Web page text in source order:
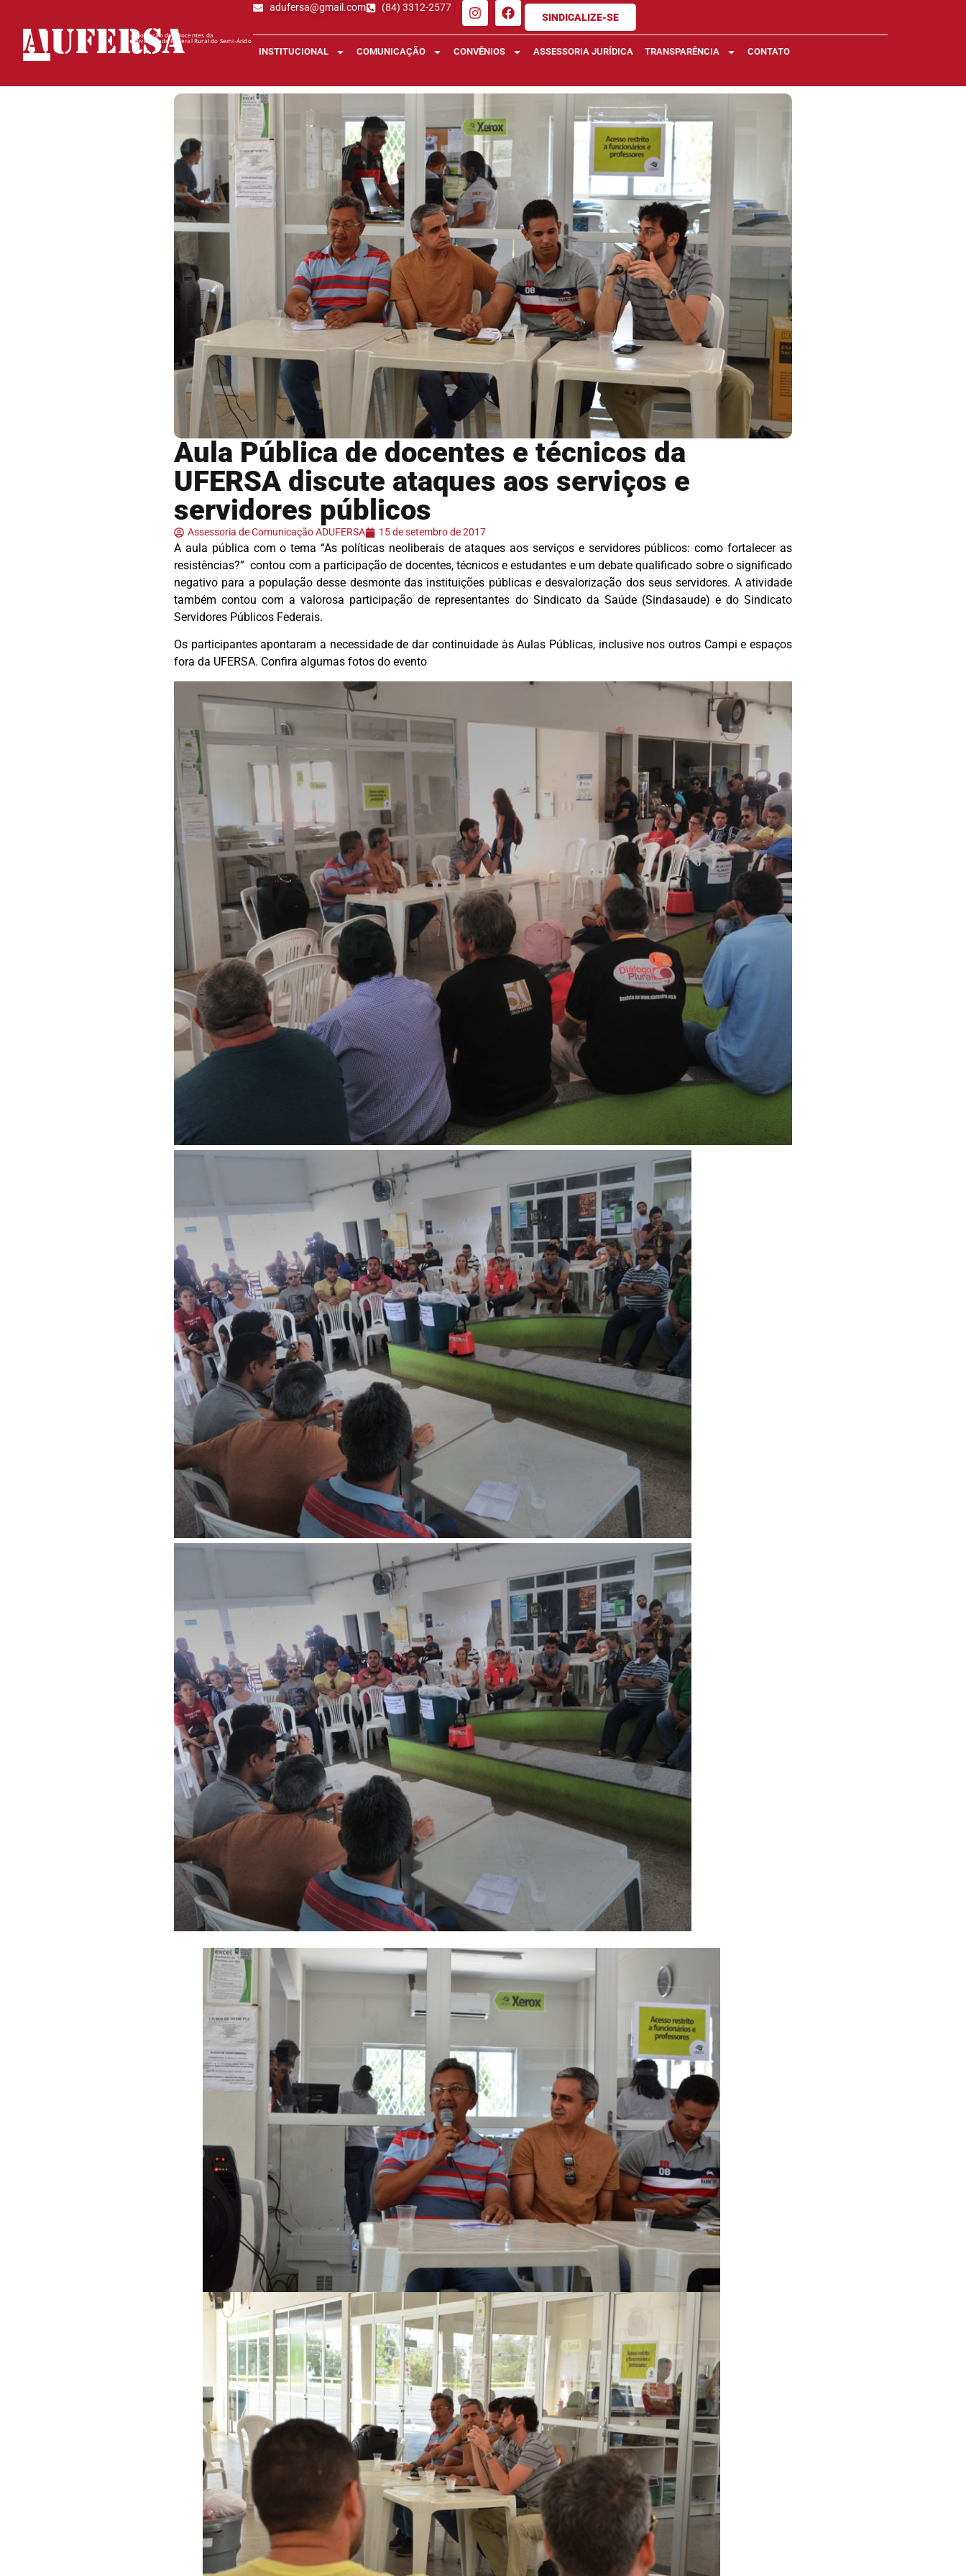
ADUFERSA
Associação dos Docentes da
Universidade Federal Rural do Semi-Árido
adufersa@gmail.com
(84) 3312-2577
SINDICALIZE-SE
INSTITUCIONAL COMUNICAÇÃO CONVÊNIOS ASSESSORIA JURÍDICA TRANSPARÊNCIA CONTATO
Aula Pública de docentes e técnicos da
UFERSA discute ataques aos serviços e
servidores públicos
Assessoria de Comunicação ADUFERSA 15 de setembro de 2017
A aula pública com o tema “As políticas neoliberais de ataques aos serviços e servidores públicos: como fortalecer as
resistências?” contou com a participação de docentes, técnicos e estudantes e um debate qualificado sobre o significado
negativo para a população desse desmonte das instituições públicas e desvalorização dos seus servidores. A atividade
também contou com a valorosa participação de representantes do Sindicato da Saúde (Sindasaude) e do Sindicato
Servidores Públicos Federais.
Os participantes apontaram a necessidade de dar continuidade às Aulas Públicas, inclusive nos outros Campi e espaços
fora da UFERSA. Confira algumas fotos do evento